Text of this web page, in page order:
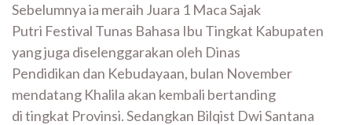
Sebelumnya ia meraih Juara 1 Maca Sajak
Putri Festival Tunas Bahasa Ibu Tingkat Kabupaten
yang juga diselenggarakan oleh Dinas
Pendidikan dan Kebudayaan, bulan November
mendatang Khalila akan kembali bertanding
di tingkat Provinsi. Sedangkan Bilqist Dwi Santana